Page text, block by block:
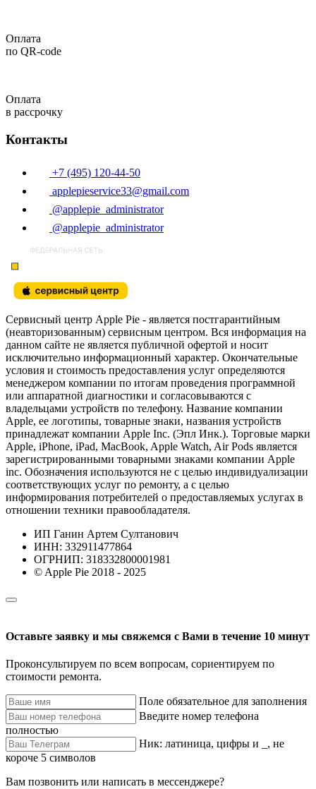
Оплата
по QR-code
Оплата
в рассрочку
Контакты
+7 (495) 120-44-50
applepieservice33@gmail.com
@applepie_administrator
@applepie_administrator
Сервисный центр Apple Pie - является постгарантийным
(неавторизованным) сервисным центром. Вся информация на
данном сайте не является публичной офертой и носит
исключительно информационный характер. Окончательные
условия и стоимость предоставления услуг определяются
менеджером компании по итогам проведения программной
или аппаратной диагностики и согласовываются с
владельцами устройств по телефону. Название компании
Apple, ее логотипы, товарные знаки, названия устройств
принадлежат компании Apple Inc. (Эпл Инк.). Торговые марки
Apple, iPhone, iPad, MacBook, Apple Watch, Air Pods является
зарегистрированными товарными знаками компании Apple
inc. Обозначения используются не с целью индивидуализации
соответствующих услуг по ремонту, а с целью
информирования потребителей о предоставляемых услугах в
отношении техники правообладателя.
ИП Ганин Артем Султанович
ИНН: 332911477864
ОГРНИП: 318332800001981
© Apple Pie 2018 - 2025
Оставьте заявку и мы свяжемся с Вами в течение 10 минут
Проконсультируем по всем вопросам, сориентируем по
стоимости ремонта.
Поле обязательное для заполнения
Введите номер телефона
полностью
Ник: латиница, цифры и _, не
короче 5 символов
Вам позвонить или написать в мессенджере?